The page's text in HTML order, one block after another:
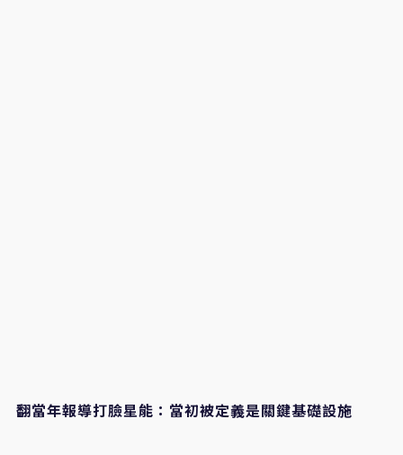
翻當年報導打臉星能：當初被定義是關鍵基礎設施